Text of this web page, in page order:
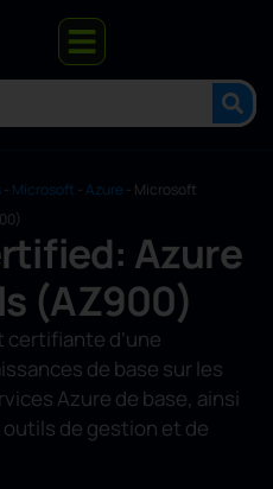
Microsoft Azure Microsoft
Azure
(AZ900)
d’une
de base sur les
Azure de base, ainsi
de gestion et de